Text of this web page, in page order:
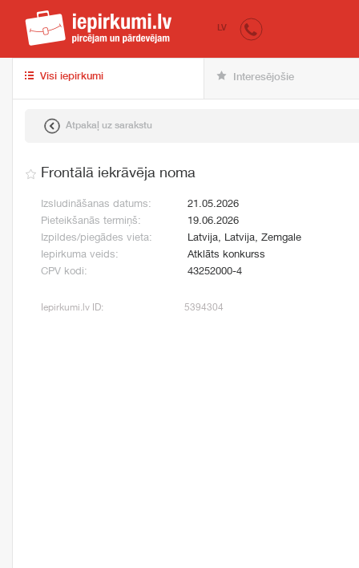
iepirkumi.lv
LV
Visi iepirkumi Interesējošie
Atpakaļ uz sarakstu
Frontālā iekrāvēja noma
Izsludināšanas datums:
21.05.2026
Pieteikšanās termiņš:
19.06.2026
Izpildes/piegādes vieta:
Latvija, Latvija, Zemgale
Iepirkuma veids:
Atklāts konkurss
CPV kodi:
43252000-4
Iepirkumi.lv ID: 5394304